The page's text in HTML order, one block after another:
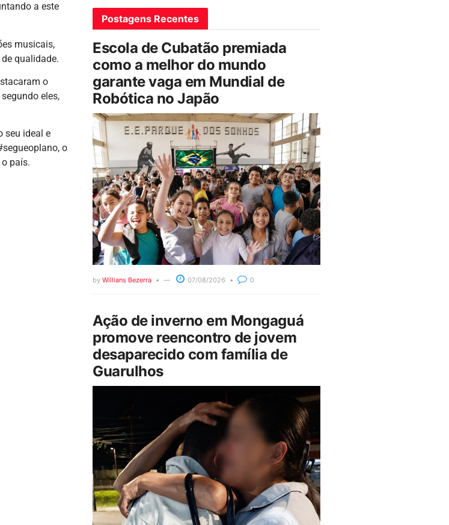
a este
musicais,
qualidade.
o
eles,
seu ideal e
o
país.
Postagens Recentes
Escola de Cubatão premiada
como a melhor do mundo
garante vaga em Mundial de
Robótica no Japão
by Willians Bezerra 07/08/2026 0
Ação de inverno em Mongaguá
promove reencontro de jovem
desaparecido com família de
Guarulhos